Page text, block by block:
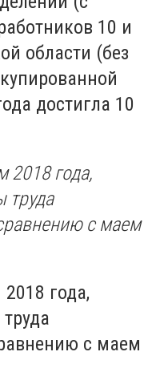
10 и
области (без
достигла 10
2018 года,
труда
с маем
года,
с маем